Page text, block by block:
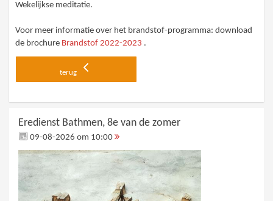
Wekelijkse meditatie.
Voor meer informatie over het brandstof-programma: download
de brochure Brandstof 2022-2023 .
terug
Eredienst Bathmen, 8e van de zomer
09-08-2026 om 10:00